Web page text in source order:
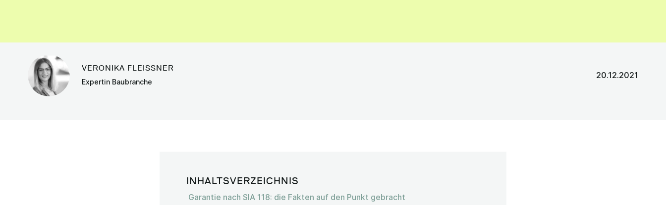
VERONIKA FLEISSNER
Expertin Baubranche
20.12.2021
INHALTSVERZEICHNIS
Garantie nach SIA 118: die Fakten auf den Punkt gebracht